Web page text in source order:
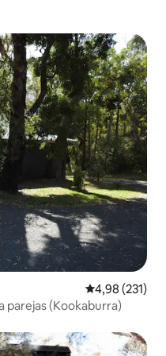
destacados
Calificación
4,98 (231)
parejas (Kookaburra)